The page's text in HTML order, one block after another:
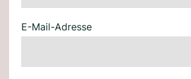
E-Mail-Adresse